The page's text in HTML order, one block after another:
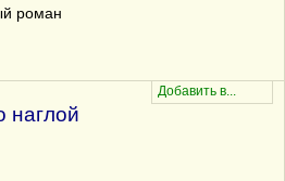
роман
наглой